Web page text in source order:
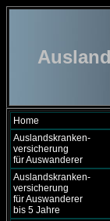
Home
Auslandskranken-
versicherung
für Auswanderer
Auslandskranken-
versicherung
für Auswanderer
bis 5 Jahre